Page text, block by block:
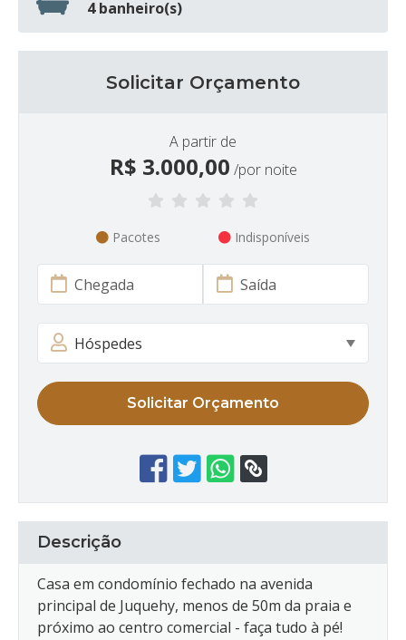
4 banheiro(s)
Solicitar Orçamento
A partir de
R$ 3.000,00 /por noite
Pacotes Indisponíveis
Solicitar Orçamento
Descrição
Casa em condomínio fechado na avenida
principal de Juquehy, menos de 50m da praia e
próximo ao centro comercial - faça tudo à pé!